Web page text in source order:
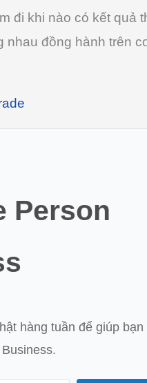
đi khi nào có kết quả
đồng hành trên
Person
hàng tuần để giúp bạn